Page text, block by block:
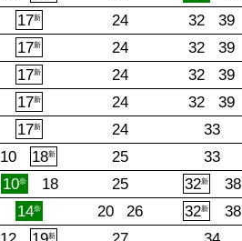
17新 24 32 39
17新 24 32 39
17新 24 32 39
17新 24 32 39
17新 24 33
10 18新 25 33
10奈 18 25 32新 38
14奈 20 26 32新 38
新